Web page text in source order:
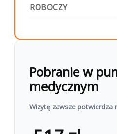
Chcesz wykonać
wizytę w punkcie
ROBOCZY
Pobranie w
medycznym
Wizytę zawsze potwierdza